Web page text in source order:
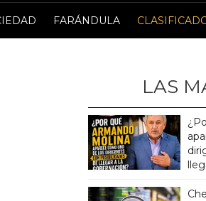
FARÁNDULA
LAS